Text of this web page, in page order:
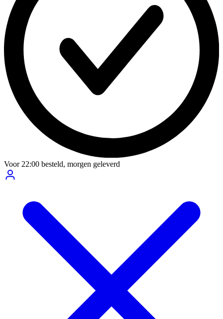
Voor22:00 besteld, morgen geleverd